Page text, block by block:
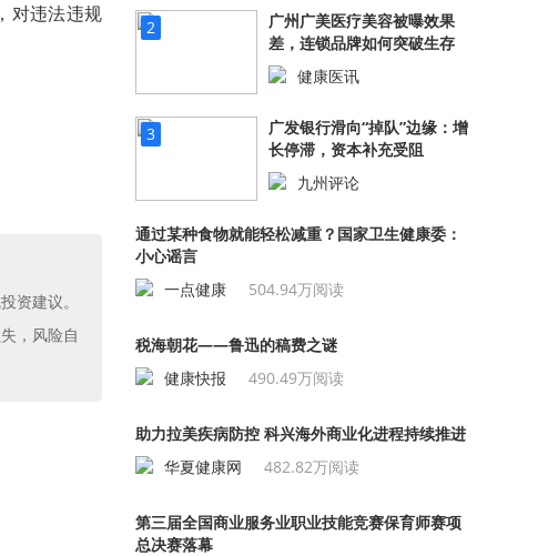
对违法违规
资建议。
，风险自
2
广州广美医疗美容被曝效果
差，连锁品牌如何突破生存
困境？
健康医讯
3
广发银行滑向“掉队”边缘：增
长停滞，资本补充受阻
九州评论
通过某种食物就能轻松减重？国家卫生健康委：
小心谣言
一点健康
504.94万阅读
税海朝花——鲁迅的稿费之谜
健康快报
490.49万阅读
助力拉美疾病防控 科兴海外商业化进程持续推进
华夏健康网
482.82万阅读
第三届全国商业服务业职业技能竞赛保育师赛项
总决赛落幕